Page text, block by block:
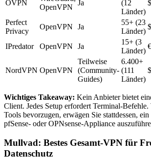
OVPN
OpenVPN
Ja
(12
Länder)
Perfect
Privacy
OpenVPN Ja
55+ (23
Länder)
IPredator OpenVPN Ja
15+ (3
Länder)
NordVPN OpenVPN
Teilweise
(Community-
Guides)
6.400+
(111
Länder)
Wichtiges Takeaway: Kein Anbieter bietet
Client. Jedes Setup erfordert Terminal-
Tools bevorzugen, erwägen Sie stattdessen,
pfSense- oder OPNsense-Appliance
Mullvad: Bestes Gesamt-VPN für
Datenschutz